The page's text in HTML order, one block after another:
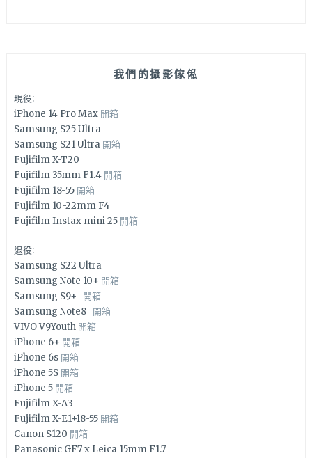
我們的攝影傢俬
現役:
iPhone 14 Pro Max 開箱
Samsung S25 Ultra
Samsung S21 Ultra 開箱
Fujifilm X-T20
Fujifilm 35mm F1.4 開箱
Fujifilm 18-55 開箱
Fujifilm 10-22mm F4
Fujifilm Instax mini 25 開箱
退役:
Samsung S22 Ultra
Samsung Note 10+ 開箱
Samsung S9+ 開箱
Samsung Note8 開箱
VIVO V9Youth 開箱
iPhone 6+ 開箱
iPhone 6s 開箱
iPhone 5S 開箱
iPhone 5 開箱
Fujifilm X-A3
Fujifilm X-E1+18-55 開箱
Canon S120 開箱
Panasonic GF7 x Leica 15mm F1.7